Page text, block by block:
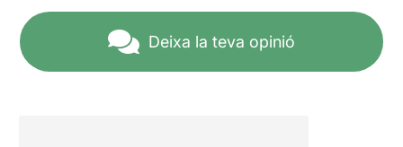
Deixa la teva opinió